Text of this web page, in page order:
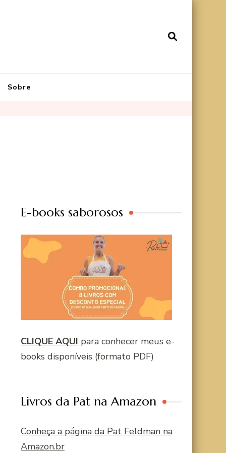
Sobre
E-books saborosos
CLIQUE AQUI para conhecer meus e-
books disponíveis (formato PDF)
Livros da Pat na Amazon
Conheça a página da Pat Feldman na
Amazon.br